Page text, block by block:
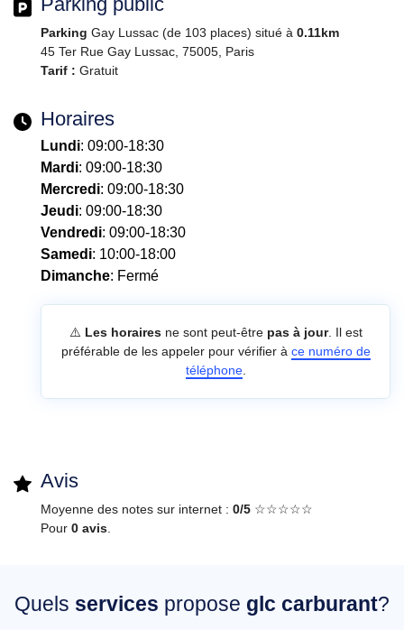
Parking Gay Lussac (de 103 places) situé à 0.11km
45 Ter Rue Gay Lussac, 75005, Paris
Tarif : Gratuit
Horaires
Lundi: 09:00-18:30
Mardi: 09:00-18:30
Mercredi: 09:00-18:30
Jeudi: 09:00-18:30
Vendredi: 09:00-18:30
Samedi: 10:00-18:00
Dimanche: Fermé
⚠️ Les horairesne sont peut-être pas à jour. Il est
préférable de les appeler pour vérifier à ce numéro de
téléphone.
Avis
Moyenne des notes sur internet : 0/5 ☆☆☆☆☆
Pour 0 avis
Quels services propose glc carburant?